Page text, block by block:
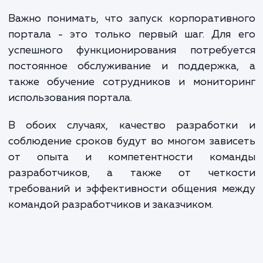
обеспечит максимальную эффективность ваших
Сколько времени
ждать?